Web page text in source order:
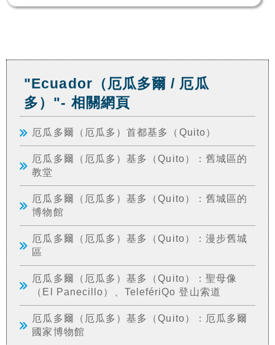
"Ecuador（厄瓜多爾 / 厄瓜
多）"- 相關網頁
厄瓜多爾（厄瓜多）首都基多（Quito）
厄瓜多爾（厄瓜多）基多（Quito）：舊城區的
教堂
厄瓜多爾（厄瓜多）基多（Quito）：舊城區的
博物館
厄瓜多爾（厄瓜多）基多（Quito）：漫步舊城
區
厄瓜多爾（厄瓜多）基多（Quito）：聖母像
（El Panecillo）、TelefériQo 登山索道
厄瓜多爾（厄瓜多）基多（Quito）：厄瓜多爾
國家博物館